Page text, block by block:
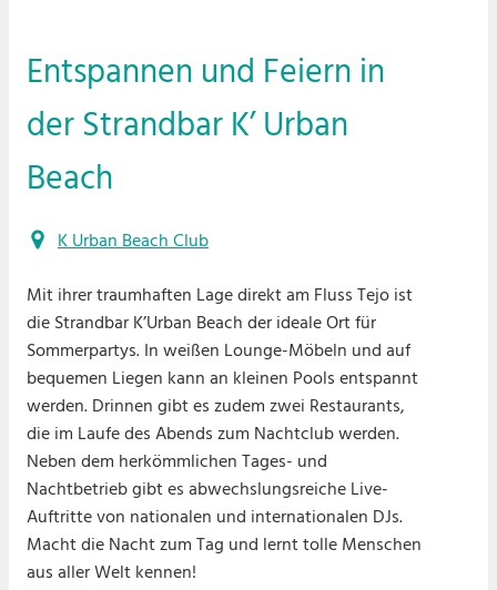
Entspannen und Feiern in
der Strandbar K’ Urban
Beach
K Urban Beach Club
Mit ihrer traumhaften Lage direkt am Fluss Tejo ist
die Strandbar K’Urban Beach der ideale Ort für
Sommerpartys. In weißen Lounge-Möbeln und auf
bequemen Liegen kann an kleinen Pools entspannt
werden. Drinnen gibt es zudem zwei Restaurants,
die im Laufe des Abends zum Nachtclub werden.
Neben dem herkömmlichen Tages- und
Nachtbetrieb gibt es abwechslungsreiche Live-
Auftritte von nationalen und internationalen DJs.
Macht die Nacht zum Tag und lernt tolle Menschen
aus aller Welt kennen!